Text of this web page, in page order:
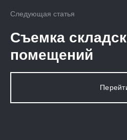
Следующая статья
Съемка
помещений